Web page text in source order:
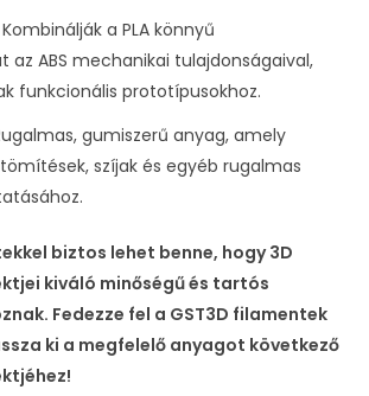
Kombinálják a PLA könnyű
ABS mechanikai tulajdonságaival,
funkcionális prototípusokhoz.
gumiszerű anyag, amely
szíjak és egyéb rugalmas
biztos lehet benne, hogy 3D
kiváló minőségű és tartós
Fedezze fel a GST3D filamentek
ki a megfelelő anyagot következő